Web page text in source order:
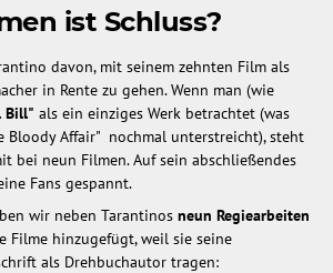
ist Schluss?
davon, mit seinem zehnten Film als
in Rente zu gehen. Wenn man (wie
Bill" als ein einziges Werk betrachtet (was
Bloody Affair" nochmal unterstreicht), steht
bei neun Filmen. Auf sein abschließendes
Fans gespannt.
wir neben Tarantinos neun Regiearbeiten
Filme hinzugefügt, weil sie seine
als Drehbuchautor tragen: